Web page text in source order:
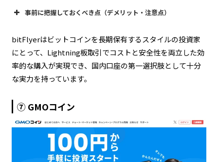
bitFlyer かんたん積立
事前に把握しておくべき点（デメリット・注意点）
取扱銘柄数がやや少なめ
bitFlyerはビットコインを長期保有するスタイルの投資家
にとって、Lightning板取引でコストと安全性を両立した効
率的な購入が実現でき、国内口座の第一選択肢として十分
な実力を持っています。
⑦ GMOコイン